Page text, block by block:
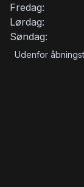
Fredag:
Lørdag:
Søndag:
Udenfor